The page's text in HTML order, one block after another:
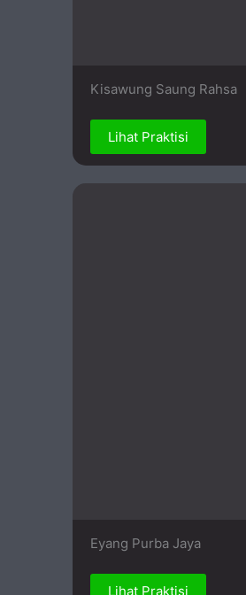
Kisawung Saung Rahsa
Lihat Praktisi
Eyang Purba Jaya
Lihat Praktisi